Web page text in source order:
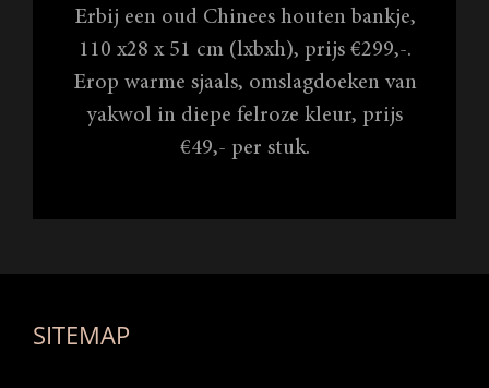
Erbij een oud Chinees houten bankje,
110 x28 x 51 cm (lxbxh), prijs €299,-.
Erop warme sjaals, omslagdoeken van
yakwol in diepe felroze kleur, prijs
€49,- per stuk.
SITEMAP